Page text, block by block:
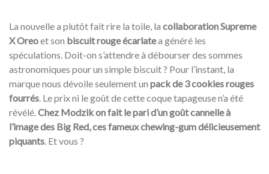
La nouvelle a plutôt fait rire la toile, la collaboration Supreme
X Oreoet son biscuit rouge écarlatea généré les
spéculations. Doit-on s’attendre à débourser des sommes
astronomiques pour un simple biscuit ? Pour l’instant, la
marque nous dévoile seulement un pack de 3 cookies rouges
fourrés. Le prix ni le goût de cette coque tapageuse n’a été
révélé.Chez Modzik on fait le pari d’un goût cannelle à
l’image des Big Red, ces fameux chewing-gum délicieusement
piquants. Et vous ?